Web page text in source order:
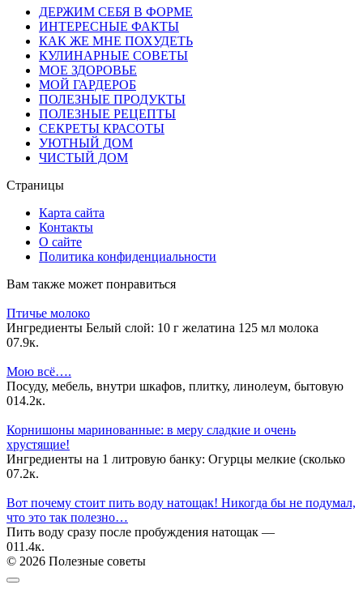
ДЕРЖИМ СЕБЯ В ФОРМЕ
ИНТЕРЕСНЫЕ ФАКТЫ
КАК ЖЕ МНЕ ПОХУДЕТЬ
КУЛИНАРНЫЕ СОВЕТЫ
МОЕ ЗДОРОВЬЕ
МОЙ ГАРДЕРОБ
ПОЛЕЗНЫЕ ПРОДУКТЫ
ПОЛЕЗНЫЕ РЕЦЕПТЫ
СЕКРЕТЫ КРАСОТЫ
УЮТНЫЙ ДОМ
ЧИСТЫЙ ДОМ
Страницы
Карта сайта
Контакты
О сайте
Политика конфиденциальности
Вам также может понравиться
Птичье молоко
Ингредиенты Белый слой: 10 г желатина 125 мл молока
07.9к.
Мою всё….
Посуду, мебель, внутри шкафов, плитку, линолеум, бытовую
014.2к.
Корнишоны маринованные: в меру сладкие и очень
хрустящие!
Ингредиенты на 1 литровую банку: Огурцы мелкие (сколько
07.2к.
Вот почему стоит пить воду натощак! Никогда бы не подумал,
что это так полезно…
Пить воду сразу после пробуждения натощак —
011.4к.
© 2026 Полезные советы